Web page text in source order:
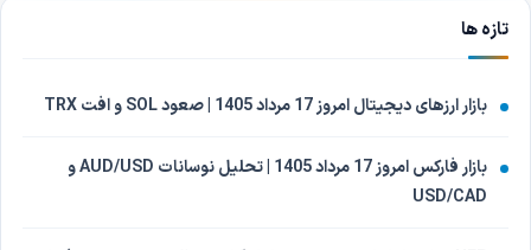
تازه ها
بازار ارزهای دیجیتال امروز 17 مرداد 1405 | صعود SOL و افت TRX
بازار فارکس امروز 17 مرداد 1405 | تحلیل نوسانات AUD/USD و
USD/CAD